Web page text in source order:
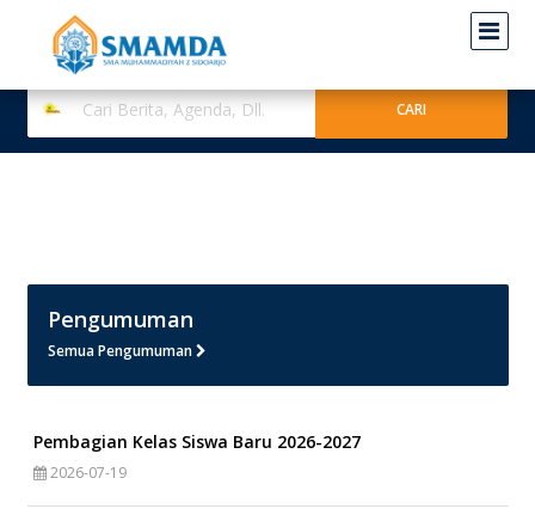
Pengumuman
Semua Pengumuman
Pembagian Kelas Siswa Baru 2026-2027
2026-07-19